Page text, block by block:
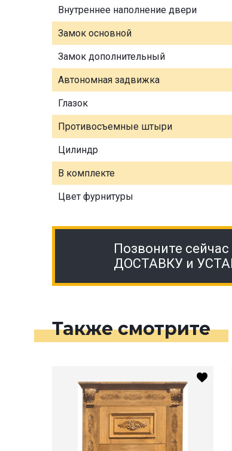
Внутреннее наполнение двери
Замок основной
Замок дополнительный
Автономная задвижка
Глазок
Противосъемные штыри
Цилиндр
В комплекте
Цвет фурнитуры
Позвоните сейчас
ДОСТАВКУ и
Также смотрите